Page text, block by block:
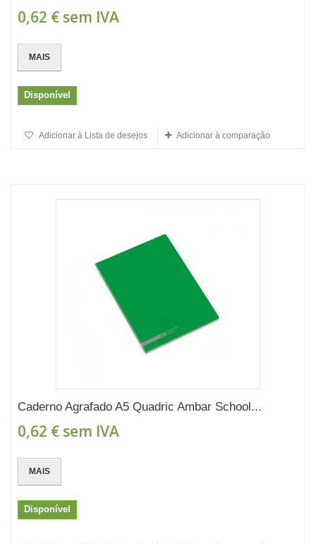
0,62 € sem IVA
MAIS
Disponível
Adicionar à Lista de desejos Adicionar à comparação
Caderno Agrafado A5 Quadric Ambar School...
0,62 € sem IVA
MAIS
Disponível